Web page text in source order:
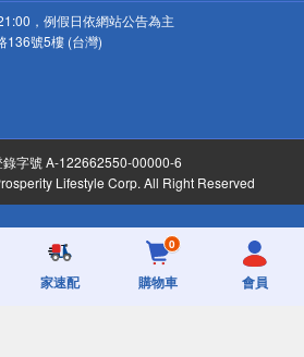
，例假日依網站公告為主
136號5樓 (台灣)
錄字號 A-122662550-00000-6
Lifestyle Corp. All Right Reserved
家速配
0
購物車 會員